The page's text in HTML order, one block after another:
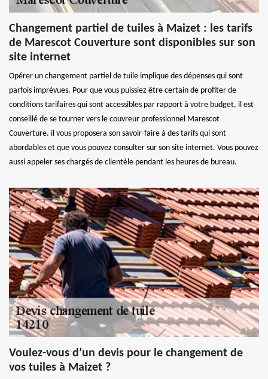
Changement partiel de tuiles à Maizet : les tarifs
de Marescot Couverture sont disponibles sur son
site internet
Opérer un changement partiel de tuile implique des dépenses qui sont
parfois imprévues. Pour que vous puissiez être certain de profiter de
conditions tarifaires qui sont accessibles par rapport à votre budget, il est
conseillé de se tourner vers le couvreur professionnel Marescot
Couverture. il vous proposera son savoir-faire à des tarifs qui sont
abordables et que vous pouvez consulter sur son site internet. Vous pouvez
aussi appeler ses chargés de clientèle pendant les heures de bureau.
Voulez-vous d’un devis pour le changement de
vos tuiles à Maizet ?